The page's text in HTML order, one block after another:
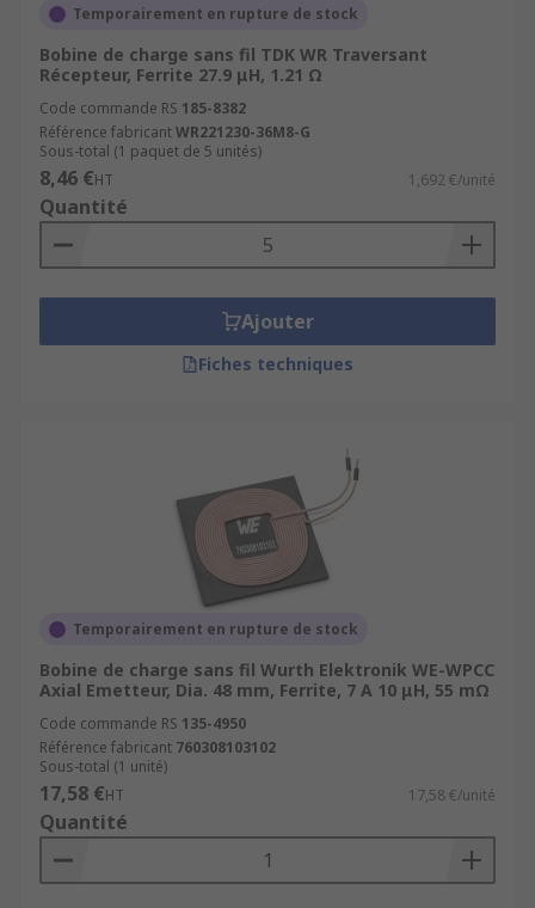
Temporairement en rupture de stock
Bobine de charge sans fil TDK WR Traversant
Récepteur, Ferrite 27.9 μH, 1.21 Ω
Code commande RS 185-8382
Référence fabricantWR221230-36M8-G
Sous-total (1 paquet de 5 unités)
8,46 €HT 1,692 €/unité
Quantité
Ajouter
Fiches techniques
Temporairement en rupture de stock
Bobine de charge sans fil Wurth Elektronik WE-WPCC
Axial Emetteur, Dia. 48 mm, Ferrite, 7 A 10 μH, 55 mΩ
Code commande RS 135-4950
Référence fabricant 760308103102
Sous-total (1 unité)
17,58 €HT 17,58 €/unité
Quantité